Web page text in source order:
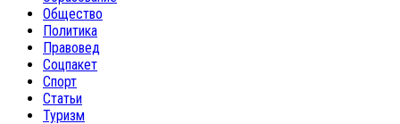
Общество
Политика
Правовед
Соцпакет
Спорт
Статьи
Туризм